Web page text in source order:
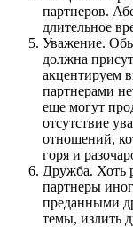
партнеров.
длительное
Уважение.
должна
акцентируем
партнерами
еще могут
отсутствие
отношений,
горя и
Дружба. Хоть
партнеры
преданными
темы, излить